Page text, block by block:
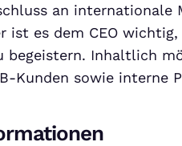
an internationale
ist es dem CEO
begeistern. Inhaltlich
Kunden sowie interne